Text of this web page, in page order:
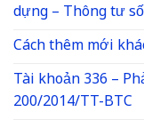
dựng – Thông tư
Cách thêm mới
Tài khoản 336 –
200/2014/TT-BTC